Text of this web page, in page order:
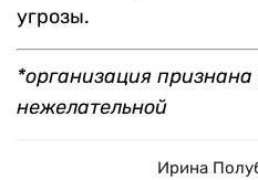
угрозы.
*организация
нежелательной
Ирина